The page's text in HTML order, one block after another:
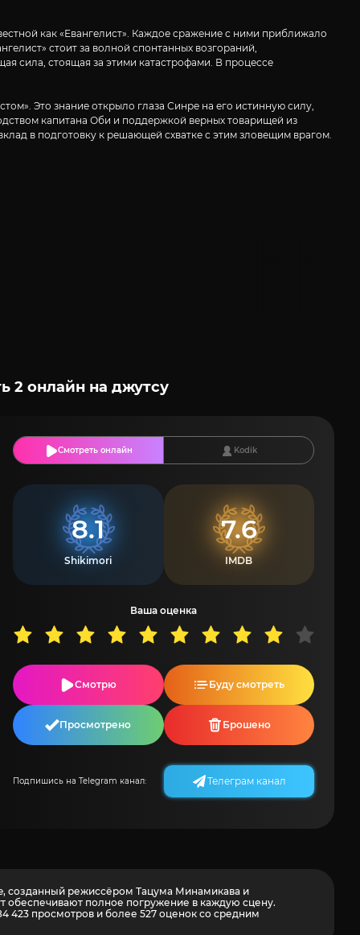
как «Евангелист». Каждое сражение с ними приближало
стоит за волной спонтанных возгораний,
сила, стоящая за этими катастрофами. В процессе
Это знание открыло глаза Синре на его истинную силу,
капитана Оби и поддержкой верных товарищей из
в подготовку к решающей схватке с этим зловещим врагом.
2 онлайн на джутсу
Смотреть онлайн Kodik
8.1
Shikimori
7.6
IMDB
Ваша оценка
Смотрю Буду смотреть
Просмотрено Брошено
Подпишись на Telegram канал: Телеграм канал
созданный режиссёром Тацума Минамикава и
обеспечивают полное погружение в каждую сцену.
423 просмотров и более 527 оценок со средним